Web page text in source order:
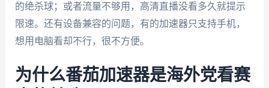
的绝杀球；或者流量不够用，高清直播没看多久就提示
限速。还有设备兼容的问题，有的加速器只支持手机，
想用电脑看却不行，很不方便。
为什么番茄加速器是海外党看赛